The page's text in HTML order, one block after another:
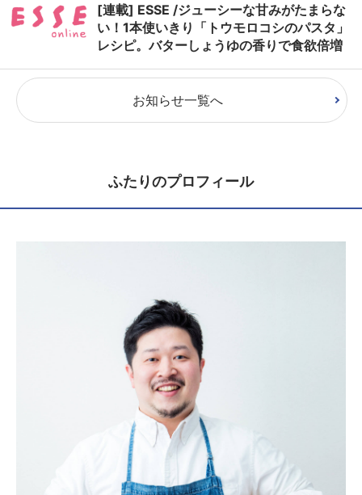
[連載] ESSE /ジューシーな甘みがたまらな
い！1本使いきり「トウモロコシのパスタ」
レシピ。バターしょうゆの香りで食欲倍増
お知らせ一覧へ
ふたりのプロフィール